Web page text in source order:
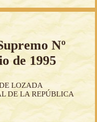
Nº
de 1995
LOZADA
DE LA REPÚBLICA